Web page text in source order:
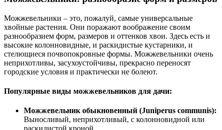
Можжевельники – это, пожалуй, самые универсальные
хвойные растения. Они поражают воображение своим
разнообразием форм, размеров и оттенков хвои. Здесь есть и
высокие колонновидные, и раскидистые кустарники, и
стелющиеся почвопокровные формы. Можжевельники очень
неприхотливы, засухоустойчивы, прекрасно переносят
городские условия и практически не болеют.
Популярные виды можжевельников для дачи:
Можжевельник обыкновенный (Juniperus communis):
Выносливый, неприхотливый, с колонновидной или